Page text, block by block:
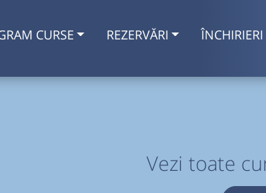
CURSE REZERVĂRI ÎNCHIRIERI
Vezi toate